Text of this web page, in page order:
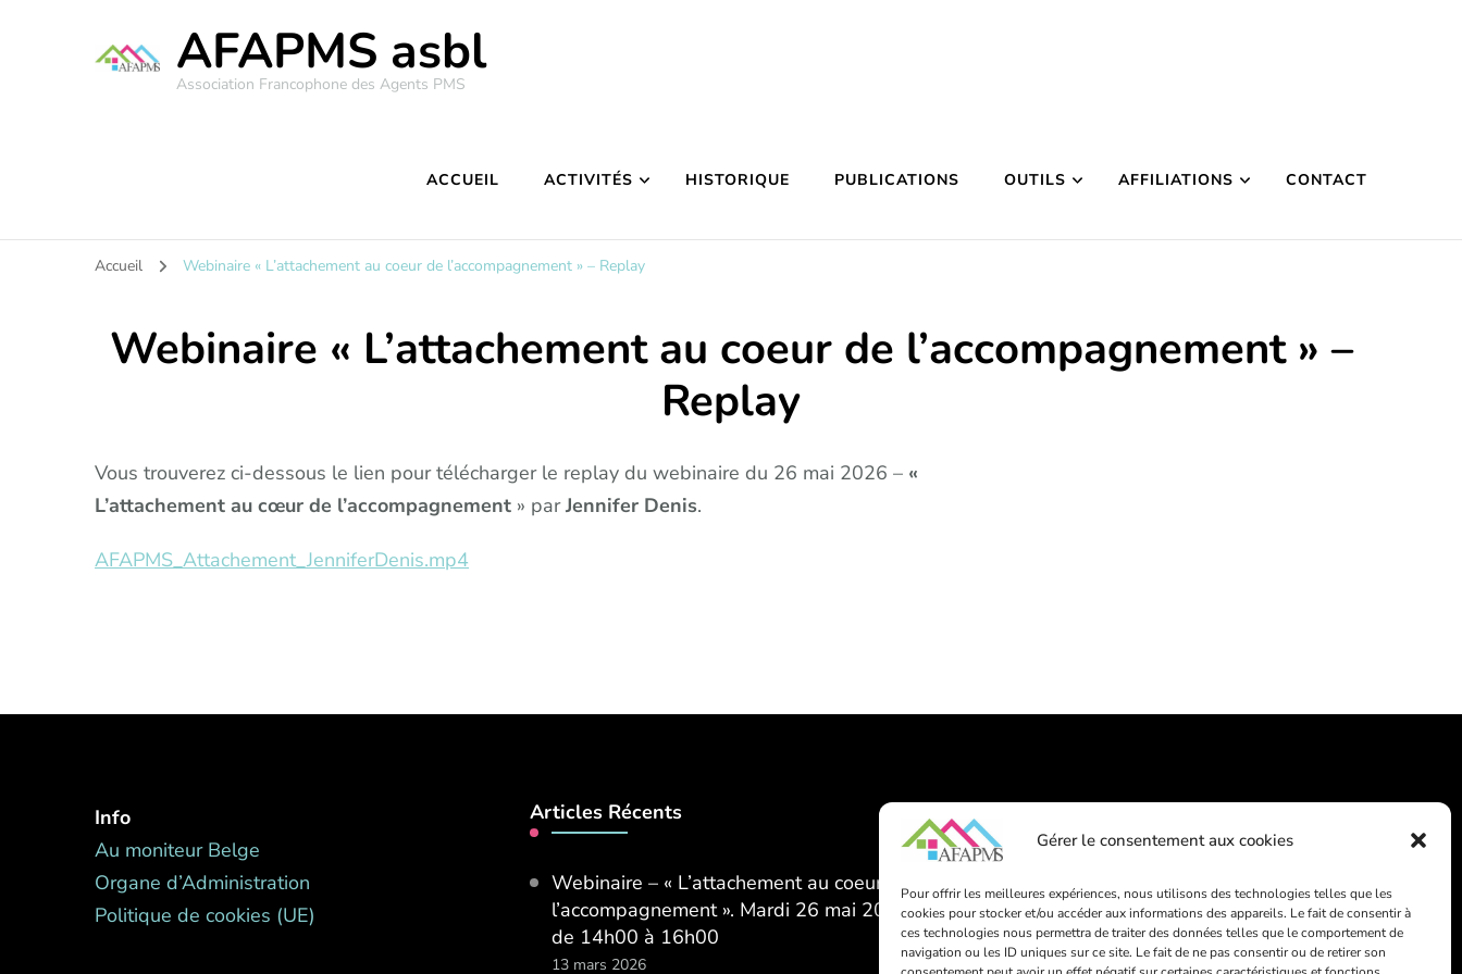
Gérer le consentement aux cookies
Pour offrir les meilleures expériences, nous utilisons des technologies telles que les
cookies pour stocker et/ou accéder aux informations des appareils. Le fait de consentir à
ces technologies nous permettra de traiter des données telles que le comportement de
navigation ou les ID uniques sur ce site. Le fait de ne pas consentir ou de retirer son
AFAPMS asbl
Association Francophone des Agents PMS
ACCUEIL ACTIVITÉS HISTORIQUE PUBLICATIONS OUTILS AFFILIATIONS CONTACT
Accueil Webinaire « L’attachement au coeur de l’accompagnement » – Replay
Webinaire « L’attachement au coeur de l’accompagnement » –
Replay
Vous trouverez ci-dessous le lien pour télécharger le replay du webinaire du 26 mai 2026 – «
L’attachement au cœur de l’accompagnement » parJennifer Denis.
AFAPMS_Attachement_JenniferDenis.mp4
Info
Au moniteur Belge
Organe d’Administration
Politique de cookies (UE)
Articles Récents
Webinaire – « L’attachement au coeur de
l’accompagnement ». Mardi 26 mai 2026
de 14h00 à 16h00
13 mars 2026
Contact
info@afapms.be
39 rue de Dinant, 1000 Bruxelles